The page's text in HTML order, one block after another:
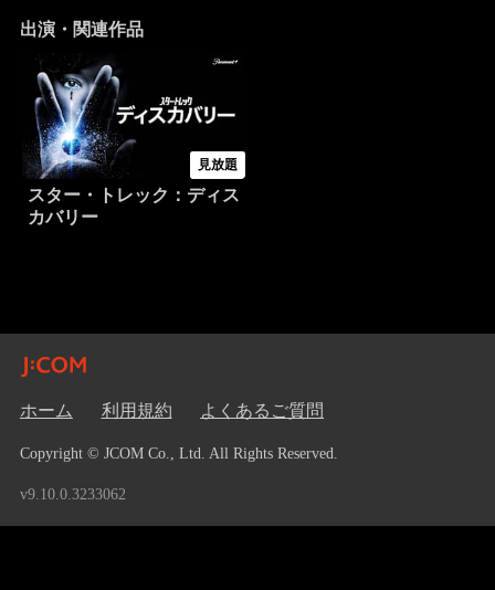
出演・関連作品
見放題
スター・トレック：ディス
カバリー
ホーム 利用規約 よくあるご質問
Copyright © JCOM Co., Ltd. All Rights Reserved.
v9.10.0.3233062